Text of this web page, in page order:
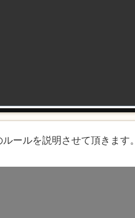
ールを説明させて頂きます。